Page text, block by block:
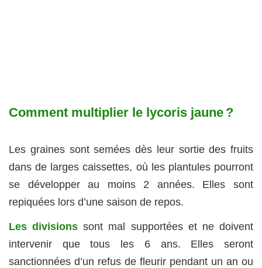
Comment multiplier le lycoris jaune ?
Les graines sont semées dès leur sortie des fruits
dans de larges caissettes, où les plantules pourront
se développer au moins 2 années. Elles sont
repiquées lors d’une saison de repos.
Les divisions sont mal supportées et ne doivent
intervenir que tous les 6 ans. Elles seront
sanctionnées d’un refus de fleurir pendant un an ou